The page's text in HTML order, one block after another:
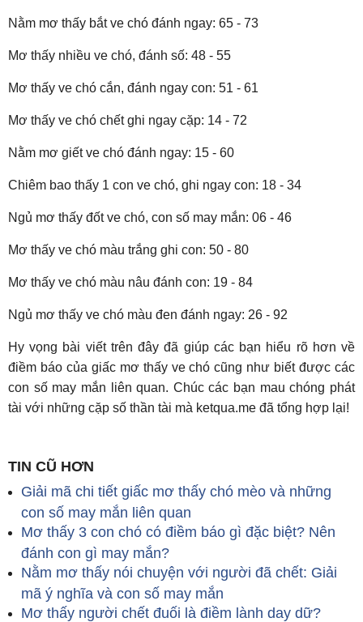
Nằm mơ thấy bắt ve chó đánh ngay: 65 - 73
Mơ thấy nhiều ve chó, đánh số: 48 - 55
Mơ thấy ve chó cắn, đánh ngay con: 51 - 61
Mơ thấy ve chó chết ghi ngay cặp: 14 - 72
Nằm mơ giết ve chó đánh ngay: 15 - 60
Chiêm bao thấy 1 con ve chó, ghi ngay con: 18 - 34
Ngủ mơ thấy đốt ve chó, con số may mắn: 06 - 46
Mơ thấy ve chó màu trắng ghi con: 50 - 80
Mơ thấy ve chó màu nâu đánh con: 19 - 84
Ngủ mơ thấy ve chó màu đen đánh ngay: 26 - 92
Hy vọng bài viết trên đây đã giúp các bạn hiểu rõ hơn về
điềm báo của giấc mơ thấy ve chó cũng như biết được các
con số may mắn liên quan. Chúc các bạn mau chóng phát
tài với những cặp số thần tài mà ketqua.me đã tổng hợp lại!
TIN CŨ HƠN
Giải mã chi tiết giấc mơ thấy chó mèo và những
con số may mắn liên quan
Mơ thấy 3 con chó có điềm báo gì đặc biệt? Nên
đánh con gì may mắn?
Nằm mơ thấy nói chuyện với người đã chết: Giải
mã ý nghĩa và con số may mắn
Mơ thấy người chết đuối là điềm lành day dữ?